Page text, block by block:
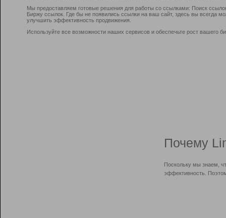
Мы предоставляем готовые решения для работы со ссылками: Поиск
Биржу ссылок. Где бы не появились ссылки на ваш сайт, здесь вы всегда
улучшить эффективность продвижения.
Используйте все возможности наших сервисов и обеспечьте рост вашего
Почему
Поскольку мы знаем,
эффективность.